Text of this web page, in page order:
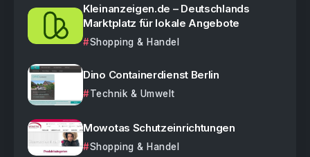
Kleinanzeigen.de – Deutschlands
Marktplatz für lokale Angebote
Shopping & Handel
Dino Containerdienst Berlin
Technik & Umwelt
Mowotas Schutzeinrichtungen
Shopping & Handel